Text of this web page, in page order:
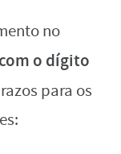
no
o dígito
para os